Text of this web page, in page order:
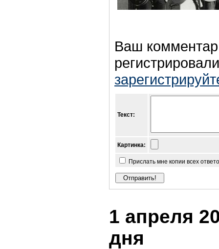
Ваш
Текст:
Картинка:
Прислать мне копии всех
1 апреля
дня